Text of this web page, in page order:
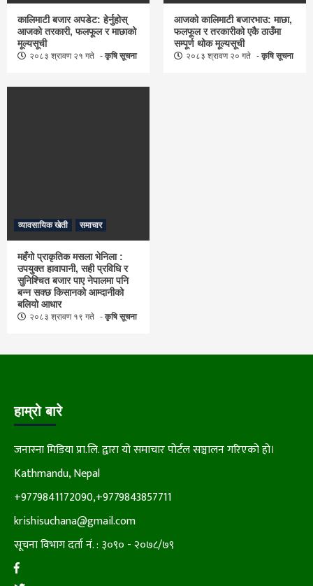
कालिमाटी बजार अपडेट: हेर्नुहोस्
आजको तरकारी, फलफूल र माछाको
मूल्यसूची
२०८३ श्रावण २१ गते कृषि सूचना
आजको कालिमाटी बजारभाउ: माछा,
फलफूल र तरकारीको एकै ठाउँमा
सम्पूर्ण थोक मूल्यसूची
२०८३ श्रावण २० गते कृषि सूचना
व्यावसायिक खेती समाचार
महँगो प्राकृतिक मसला भेनिला :
उपयुक्त हावापानी, सही प्रविधि र
सुनिश्चित बजार पाए नेपालमा पनि
बन्न सक्छ किसानको आम्दानीको
बलियो आधार
२०८३ श्रावण १९ गते कृषि सूचना
हाम्रो बारे
जनास्ना मिडिया प्रा.लि. द्वारा यो समाचार पोर्टल सञ्चालन गरिएको हो।
Kathmandu, Nepal
+9779841172090,+9779843857711
krishisuchana@gmail.com
सूचना विभाग दर्ता नं. : ३०९० - २०७८/७९